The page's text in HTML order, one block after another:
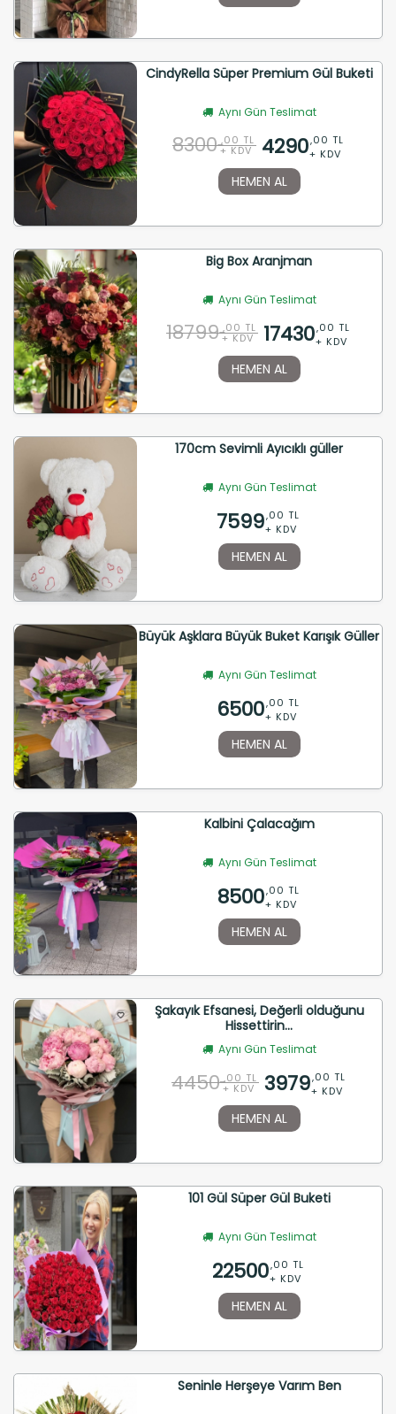
CindyRella Süper Premium Gül Buketi
Aynı Gün Teslimat
8300 ,00 TL
+ KDV 4290,00 TL
+ KDV
HEMEN AL
Big Box Aranjman
Aynı Gün Teslimat
18799 ,00 TL
+ KDV 17430,00 TL
+ KDV
HEMEN AL
170cm Sevimli Ayıcıklı güller
Aynı Gün Teslimat
7599,00 TL
+ KDV
HEMEN AL
Büyük Aşklara Büyük Buket Karışık Güller
Aynı Gün Teslimat
6500,00 TL
+ KDV
HEMEN AL
Kalbini Çalacağım
Aynı Gün Teslimat
8500,00 TL
+ KDV
HEMEN AL
Şakayık Efsanesi, Değerli olduğunu
Hissettirin...
Aynı Gün Teslimat
4450 ,00 TL
+ KDV 3979,00 TL
+ KDV
HEMEN AL
101 Gül Süper Gül Buketi
Aynı Gün Teslimat
22500,00 TL
+ KDV
HEMEN AL
Seninle Herşeye Varım Ben